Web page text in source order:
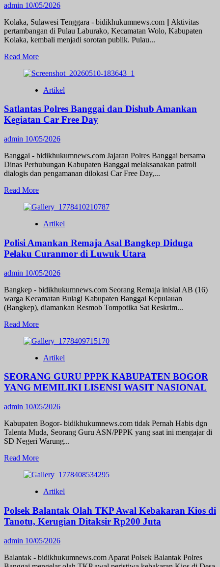
VS
PERSIJA
DI
GOR
JASINGA,
admin 10/05/2026
Kolaka, Sulawesi Tenggara - bidikhukumnews.com || Aktivitas
pertambangan di Pulau Laburako, Kecamatan Wolo, Kabupaten
Kolaka, kembali menjadi sorotan publik. Pulau...
Read MoreRead
about
Gelap
Pulau
Kecil
Kolaka
‎Pulau
Laburako
Diduga
Jadi
Lokasi
Illegal
GARPEM
Desak
Bertindak
Artikel
Satlantas Polres Banggai dan Dishub Amankan
Kegiatan Car Free Day
admin 10/05/2026
Banggai - bidikhukumnews.com Jajaran Polres Banggai bersama
Dinas Perhubungan Kabupaten Banggai melaksanakan patroli
dialogis dan pengamanan dilokasi Car Free Day,...
Read MoreRead
about
Polres
dan
Dishub
Amankan
Kegiatan
Car
Free
Day
Artikel
Polisi Amankan Remaja Asal Bangkep Diduga
Pelaku Curanmor di Luwuk Utara
admin 10/05/2026
Bangkep - bidikhukumnews.com Seorang Remaja inisial AB (16)
warga Kecamatan Bulagi Kabupaten Banggai Kepulauan
(Bangkep), diamankan Resmob Tompotika Sat Reskrim...
Read MoreRead
about
Amankan
Asal
Bangkep
Pelaku
Curanmor
di
Luwuk
Utara
Artikel
SEORANG GURU PPPK KABUPATEN BOGOR
YANG MEMILIKI LISENSI WASIT NASIONAL
admin 10/05/2026
Kabupaten Bogor- bidikhukumnews.com tidak Pernah Habis dgn
Talenta Muda, Seorang Guru ASN/PPPK yang saat ini mengajar di
SD Negeri Warung...
Read MoreRead
about
GURU
KABUPATEN
BOGOR
YANG
MEMILIKI
LISENSI
WASIT
NASIONAL
Artikel
Polsek Balantak Olah TKP Awal Kebakaran Kios di
Tanotu, Kerugian Ditaksir Rp200 Juta
admin 10/05/2026
Balantak - bidikhukumnews.com Aparat Polsek Balantak Polres